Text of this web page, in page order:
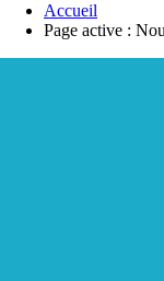
Accueil
Page active :